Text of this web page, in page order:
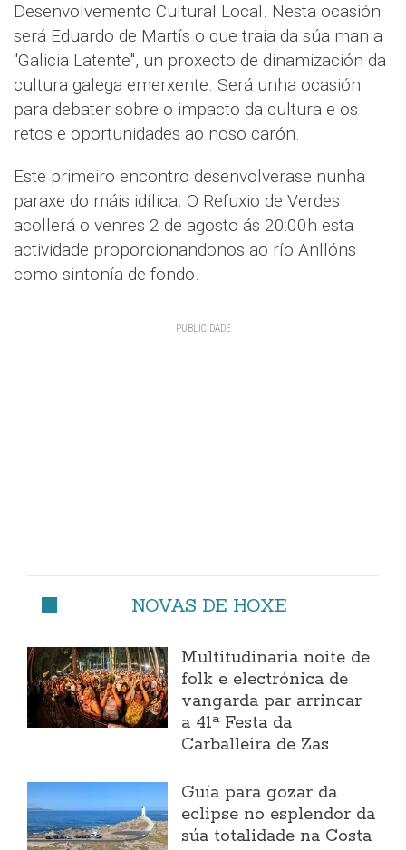
Desenvolvemento Cultural Local. Nesta ocasión
será Eduardo de Martís o que traia da súa man a
"Galicia Latente", un proxecto de dinamización da
cultura galega emerxente. Será unha ocasión
para debater sobre o impacto da cultura e os
retos e oportunidades ao noso carón.
Este primeiro encontro desenvolverase nunha
paraxe do máis idílica. O Refuxio de Verdes
acollerá o venres 2 de agosto ás 20:00h esta
actividade proporcionandonos ao río Anllóns
como sintonía de fondo.
NOVAS DE HOXE
Multitudinaria noite de
folk e electrónica de
vangarda par arrincar
a 41ª Festa da
Carballeira de Zas
Guía para gozar da
eclipse no esplendor da
súa totalidade na Costa